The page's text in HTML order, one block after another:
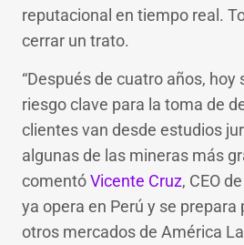
reputacional en tiempo real.
cerrar un trato.
“Después de cuatro años,
riesgo clave para la toma de
clientes van desde estudios
algunas de las mineras más
comentóVicente Cruz, CEO
ya opera en Perú y se prepara
otros mercados de América